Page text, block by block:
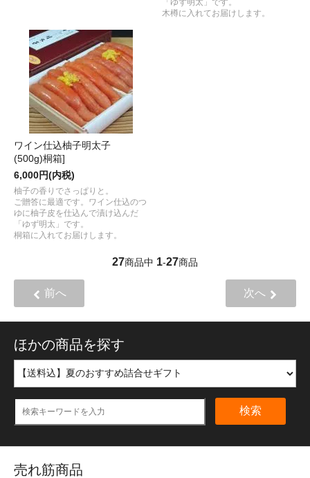
「ゆず明太」です。
木樽に入れてお届けします。
ワイン仕込柚子明太子
(500g)桐箱]
6,000円(内税)
柚子の香りでさっぱりと。
ご贈答に最適です。ワイン仕込のつ
ゆに柚子皮を仕込んで漬け込んだ
「ゆず明太」です。
桐箱に入れてお届けします。
27商品中 1-27商品
前へ 次へ
ほかの商品を探す
検索
売れ筋商品